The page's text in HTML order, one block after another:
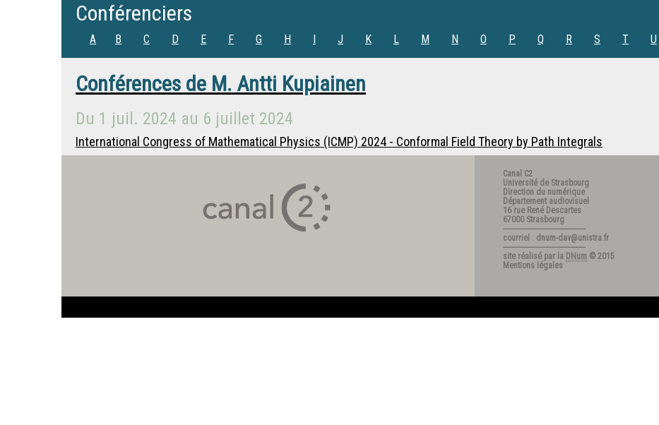
Conférenciers
A B C D E F G H I J K L M N O P Q R S T U
Conférences de M. Antti Kupiainen
Du 1 juil. 2024 au 6 juillet 2024
International Congress of Mathematical Physics (ICMP) 2024 - Conformal Field Theory by Path Integrals
Canal C2
Université de Strasbourg
Direction du numérique
Département audiovisuel
16 rue René Descartes
67000 Strasbourg
---------------------------------------
courriel : dnum-dav@unistra.fr
---------------------------------------
site réalisé par la DNum © 2015
Mentions légales